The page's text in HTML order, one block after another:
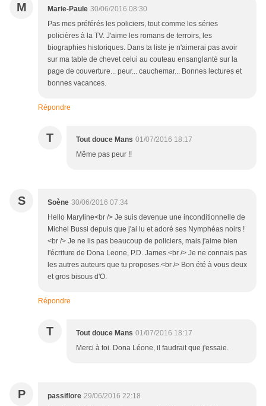
M Marie-Paule 30/06/2016 08:30
Pas mes préférés les policiers, tout comme les séries
policières à la TV. J'aime les romans de terroirs, les
biographies historiques. Dans ta liste je n'aimerai pas avoir
sur ma table de chevet celui au couteau ensanglanté sur la
page de couverture... peur... cauchemar... Bonnes lectures et
bonnes vacances.
Répondre
T Tout douce Mans 01/07/2016 18:17
Même pas peur !!
S Soène 30/06/2016 07:34
Hello Maryline<br /> Je suis devenue une inconditionnelle de
Michel Bussi depuis que j'ai lu et adoré ses Nymphéas noirs !
<br /> Je ne lis pas beaucoup de policiers, mais j'aime bien
l'écriture de Dona Leone, P.D. James.<br /> Je ne connais pas
les autres auteurs que tu proposes.<br /> Bon été à vous deux
et gros bisous d'O.
Répondre
T Tout douce Mans 01/07/2016 18:17
Merci à toi. Dona Léone, il faudrait que j'essaie.
P passiflore 29/06/2016 22:18